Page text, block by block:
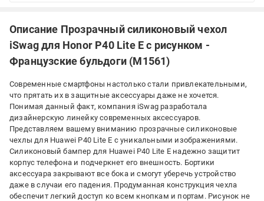
Описание Прозрачный силиконовый чехол
iSwag для Honor P40 Lite E с рисунком -
Французские бульдоги (M1561)
Современные смартфоны настолько стали привлекательными,
что прятать их в защитные аксессуары даже не хочется.
Понимая данный факт, компания iSwag разработала
дизайнерскую линейку современных аксессуаров.
Представляем вашему вниманию прозрачные силиконовые
чехлы для Huawei P40 Lite E с уникальными изображениями.
Силиконовый бампер для Huawei P40 Lite E надежно защитит
корпус телефона и подчеркнет его внешность. Бортики
аксессуара закрывают все бока и смогут уберечь устройство
даже в случаи его падения. Продуманная конструкция чехла
обеспечит легкий доступ ко всем кнопкам и портам. Рисунок не